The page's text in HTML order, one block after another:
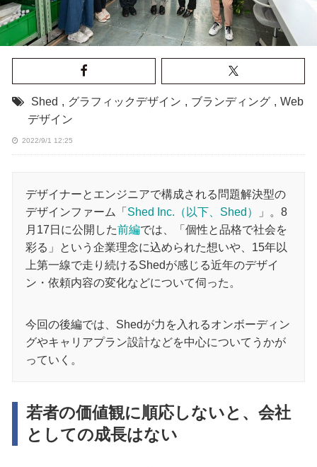
Shed , グラフィックデザイン , ブランディング , Web
デザイン
2022/9/1 12:25
デザイナーとエンジニアで構成される問題解決型の
デザインファーム「 Shed Inc.（以下、Shed）
」。8
月17日に公開した前編では、「個性と品格で社会を
彩る」という企業理念に込められた想いや、15年以
上第一線で走り続けるShedが感じる近年のデザイ
ン・依頼内容の変化などについて伺った。
今回の後編では、Shedが力を入れるオンボーディン
グやキャリアプラン設計などを中心についてうかが
っていく。
若者の価値観に順応しないと、会社
としての成長はない